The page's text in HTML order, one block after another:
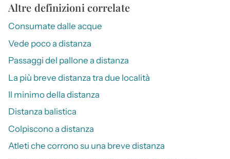
Altre definizioni correlate
Consumate dalle acque
Vede poco a distanza
Passaggi del pallone a distanza
La più breve distanza tra due località
Il minimo della distanza
Distanza balistica
Colpiscono a distanza
Atleti che corrono su una breve distanza